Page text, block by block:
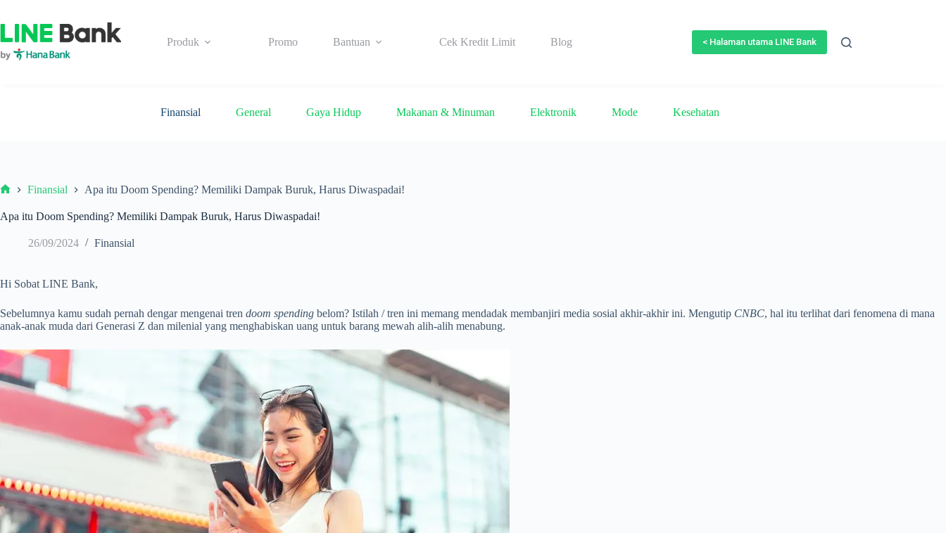
content
Produk
Promo Bantuan Cek Kredit Limit Blog < Halaman utama LINE Bank
Finansial General Gaya Hidup Makanan & Minuman Elektronik Mode Kesehatan
Finansial Apa itu Doom Spending? Memiliki Dampak Buruk, Harus Diwaspadai!
Apa itu Doom Spending? Memiliki Dampak Buruk, Harus Diwaspadai!
26/09/2024 Finansial
Hi Sobat LINE Bank,
Sebelumnya kamu sudah pernah dengar mengenai tren doom spending belom? Istilah / tren ini memang mendadak membanjiri media sosial akhir-akhir ini. Mengutip CNBC, hal itu terlihat dari fenomena di mana
anak-anak muda dari Generasi Z dan milenial yang menghabiskan uang untuk barang mewah alih-alih menabung.